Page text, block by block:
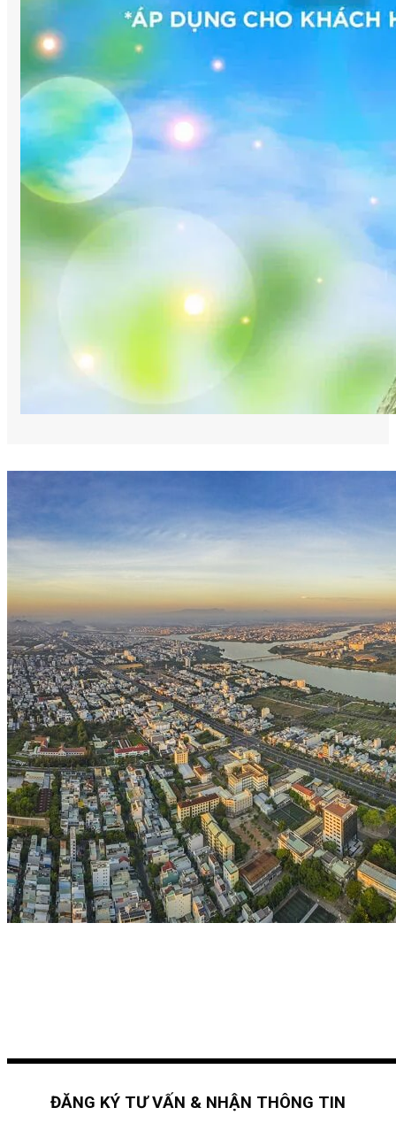
ĐĂNG KÝ TƯ VẤN & NHẬN THÔNG TIN